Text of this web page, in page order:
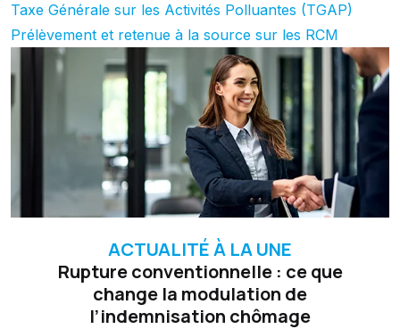
Taxe Générale sur les Activités Polluantes (TGAP)
Prélèvement et retenue à la source sur les RCM
ACTUALITÉ À LA UNE
Rupture conventionnelle : ce que
change la modulation de
l’indemnisation chômage